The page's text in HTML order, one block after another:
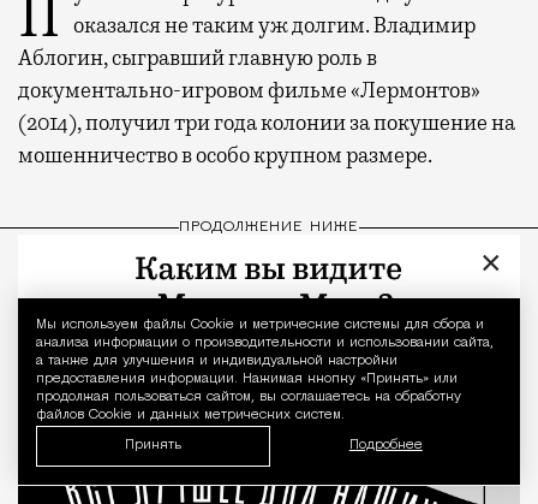
Уведомление
Мы используем файлы Сookie и метрические системы для сбора и
анализа информации о производительности и использовании сайта,
а также для улучшения и индивидуальной настройки
предоставления информации. Нажимая кнопку «Принять» или
продолжая пользоваться сайтом, вы соглашаетесь на обработку
файлов Cookie и данных метрических систем.
Принять Подробнее
Путь от литературной классики до уголовной оказался не таким уж долгим. Владимир
Аблогин, сыгравший главную роль в
документально-игровом фильме «Лермонтов»
(2014), получил три года колонии за покушение на
мошенничество в особо крупном размере.
ПРОДОЛЖЕНИЕ НИЖЕ
×